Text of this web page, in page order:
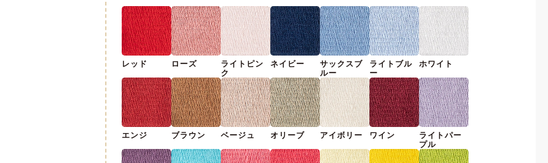
レッド ローズ
ライトピン
ク
ネイビー
サックスブ
ルー
ライトブル
ー
ホワイト
エンジ ブラウン ベージュ オリーブ アイボリー ワイン
ライトパー
プル